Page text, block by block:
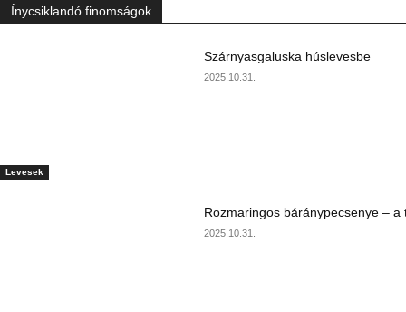
Ínycsiklandó finomságok
Levesek
Szárnyasgaluska húslevesbe
2025.10.31.
Rozmaringos báránypecsenye – a
2025.10.31.